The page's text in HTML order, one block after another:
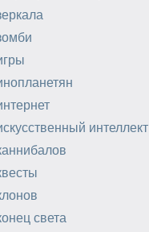
интеллект
света